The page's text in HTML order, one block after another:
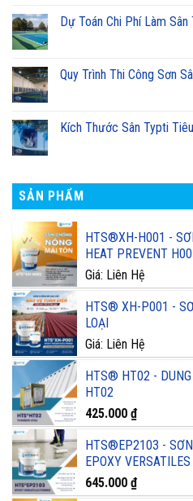
Dự Toán Chi Phí Làm
Quy Trình Thi Công Sơn
Kích Thước Sân Typti
SẢN PHẨM
HTS®XH-H001 -
HEAT PREVENT
Giá: Liên Hệ
HTS® XH-P001 -
LOẠI
Giá: Liên Hệ
HTS® HT02 -
HT02
425.000 ₫
HTS®EP2103 -
EPOXY
645.000 ₫